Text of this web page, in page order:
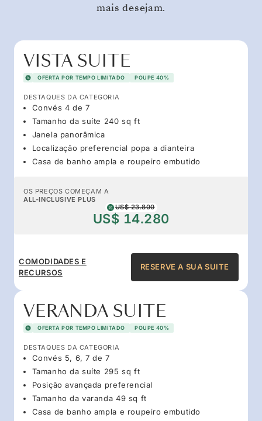
mais desejam.
VISTA SUITE
OFERTA POR TEMPO LIMITADO POUPE 40%
DESTAQUES DA CATEGORIA
Convés 4 de 7
Tamanho da suíte 240 sq ft
Janela panorâmica
Localização preferencial popa a dianteira
Casa de banho ampla e roupeiro embutido
OS PREÇOS COMEÇAM A
ALL-INCLUSIVE PLUS
US$ 23.800
US$ 14.280
COMODIDADES E
RECURSOS
RESERVE A SUA SUITE
VERANDA SUITE
OFERTA POR TEMPO LIMITADO POUPE 40%
DESTAQUES DA CATEGORIA
Convés 5, 6, 7 de 7
Tamanho da suíte 295 sq ft
Posição avançada preferencial
Tamanho da varanda 49 sq ft
Casa de banho ampla e roupeiro embutido